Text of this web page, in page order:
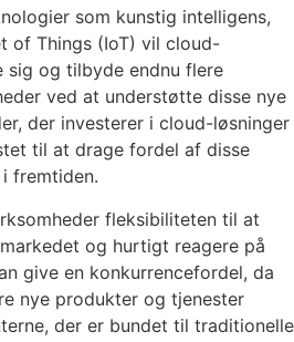
som kunstig intelligens,
of Things (IoT) vil cloud-
og tilbyde endnu flere
ved at understøtte disse nye
der investerer i cloud-løsninger
til at drage fordel af disse
fremtiden.
fleksibiliteten til at
og hurtigt reagere på
give en konkurrencefordel, da
nye produkter og tjenester
der er bundet til traditionelle